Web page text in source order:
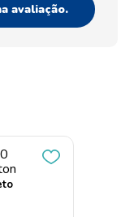
avaliação.